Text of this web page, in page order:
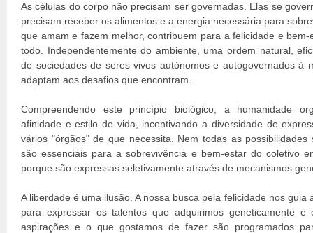
As células do corpo não precisam ser governadas. Elas se
precisam receber os alimentos e a energia necessária para
que amam e fazem melhor, contribuem para a felicidade e
todo. Independentemente do ambiente, uma ordem natural,
de sociedades de seres vivos autónomos e autogovernados à
adaptam aos desafios que encontram.
Compreendendo este princípio biológico, a humanidade
afinidade e estilo de vida, incentivando a diversidade de
vários "órgãos" de que necessita. Nem todas as possibilidades
são essenciais para a sobrevivência e bem-estar do coletivo
porque são expressas seletivamente através de mecanismos
A liberdade é uma ilusão. A nossa busca pela felicidade nos guia
para expressar os talentos que adquirimos geneticamente e
aspirações e o que gostamos de fazer são programados